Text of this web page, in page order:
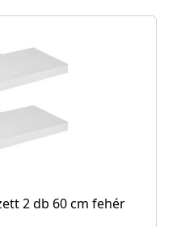
2 db 60 cm fehér